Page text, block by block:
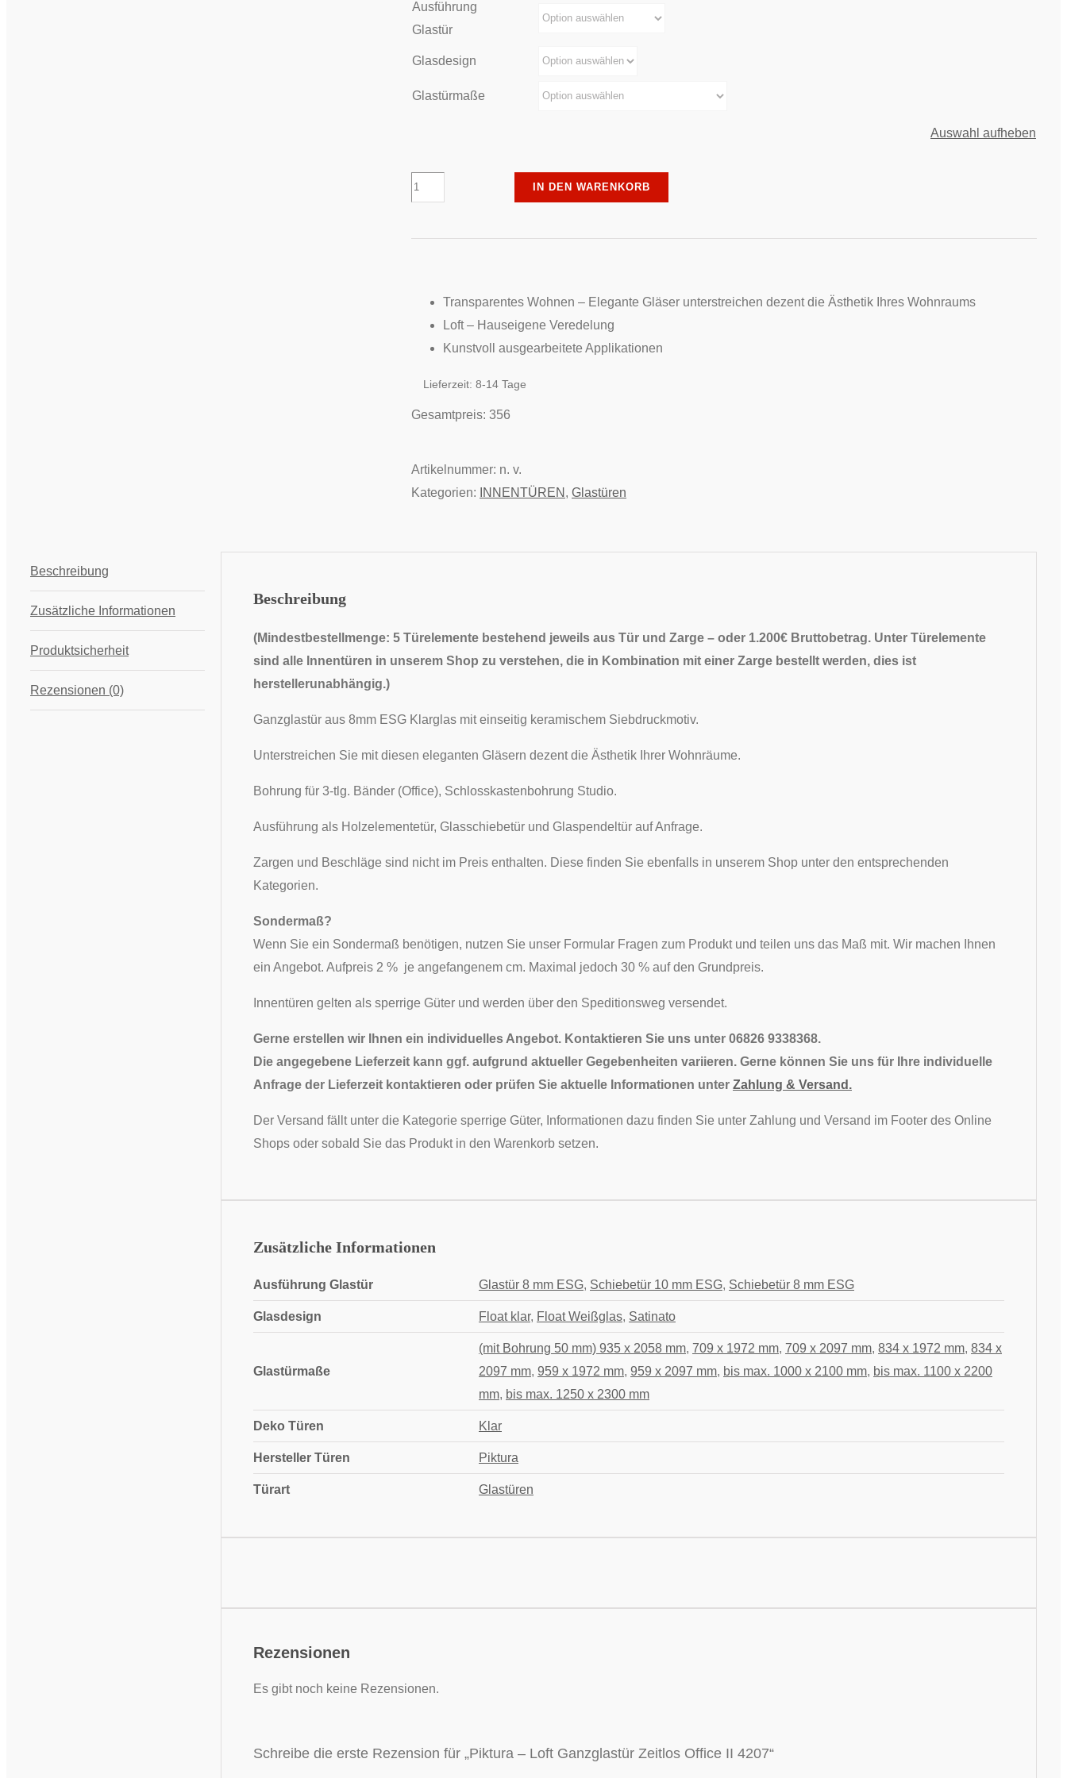
Ausführung
Glastür
Glasdesign
Glastürmaße
Auswahl aufheben
Piktura
-
Office
4207
IN DEN WARENKORB
Transparentes Wohnen – Elegante Gläser unterstreichen dezent die Ästhetik Ihres Wohnraums
Loft – Hauseigene Veredelung
Kunstvoll ausgearbeitete Applikationen
Lieferzeit: 8-14 Tage
Gesamtpreis: 356
Artikelnummer: n. v.
Kategorien:
INNENTÜREN , Glastüren
Beschreibung
Zusätzliche Informationen
Produktsicherheit
Rezensionen (0)
Beschreibung
(Mindestbestellmenge: 5 Türelemente bestehend jeweils aus Tür und Zarge – oder 1.200€ Bruttobetrag. Unter Türelemente
sind alle Innentüren in unserem Shop zu verstehen, die in Kombination mit einer Zarge bestellt werden, dies ist
herstellerunabhängig.)
Ganzglastür aus 8mm ESG Klarglas mit einseitig keramischem Siebdruckmotiv.
Unterstreichen Sie mit diesen eleganten Gläsern dezent die Ästhetik Ihrer Wohnräume.
​Bohrung für 3-tlg. Bänder (Office), Schlosskastenbohrung Studio.
Ausführung als Holzelementetür, Glasschiebetür und Glaspendeltür auf Anfrage.
Zargen und Beschläge sind nicht im Preis enthalten. Diese finden Sie ebenfalls in unserem Shop unter den entsprechenden
Kategorien.
Sondermaß?
Wenn Sie ein Sondermaß benötigen, nutzen Sie unser Formular Fragen zum Produkt und teilen uns das Maß mit. Wir machen Ihnen
ein Angebot. Aufpreis 2 % je angefangenem cm. Maximal jedoch 30 % auf den Grundpreis.
Innentüren gelten als sperrige Güter und werden über den Speditionsweg versendet.
Gerne erstellen wir Ihnen ein individuelles Angebot. Kontaktieren Sie uns unter 06826 9338368.
Die angegebene Lieferzeit kann ggf. aufgrund aktueller Gegebenheiten variieren. Gerne können Sie uns für Ihre individuelle
Anfrage der Lieferzeit kontaktieren oder prüfen Sie aktuelle Informationen unter Zahlung & Versand.
Der Versand fällt unter die Kategorie sperrige Güter, Informationen dazu finden Sie unter Zahlung und Versand im Footer des Online
Shops oder sobald Sie das Produkt in den Warenkorb setzen.
Zusätzliche Informationen
Ausführung Glastür Glastür 8 mm ESG, Schiebetür 10 mm ESG, Schiebetür 8 mm ESG
Glasdesign Float klar, Float Weißglas, Satinato
Glastürmaße
(mit Bohrung 50 mm) 935 x 2058 mm, 709 x 1972 mm, 709 x 2097 mm, 834 x 1972 mm, 834 x
2097 mm, 959 x 1972 mm, 959 x 2097 mm, bis max. 1000 x 2100 mm, bis max. 1100 x 2200
mm, bis max. 1250 x 2300 mm
Deko Türen Klar
Hersteller Türen Piktura
Türart Glastüren
Rezensionen
Es gibt noch keine Rezensionen.
Schreibe die erste Rezension für „Piktura – Loft Ganzglastür Zeitlos Office II 4207“